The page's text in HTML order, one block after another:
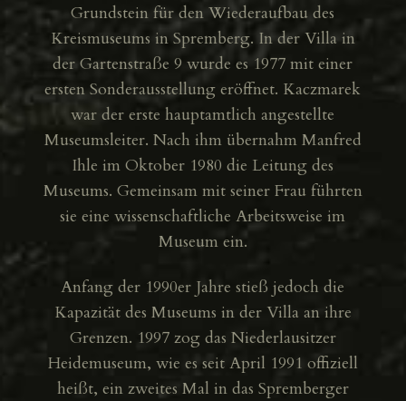
Grundstein für den Wiederaufbau des
Kreismuseums in Spremberg. In der Villa in
der Gartenstraße 9 wurde es 1977 mit einer
ersten Sonderausstellung eröffnet. Kaczmarek
war der erste hauptamtlich angestellte
Museumsleiter. Nach ihm übernahm Manfred
Ihle im Oktober 1980 die Leitung des
Museums. Gemeinsam mit seiner Frau führten
sie eine wissenschaftliche Arbeitsweise im
Museum ein.
Anfang der 1990er Jahre stieß jedoch die
Kapazität des Museums in der Villa an ihre
Grenzen. 1997 zog das Niederlausitzer
Heidemuseum, wie es seit April 1991 offiziell
heißt, ein zweites Mal in das Spremberger